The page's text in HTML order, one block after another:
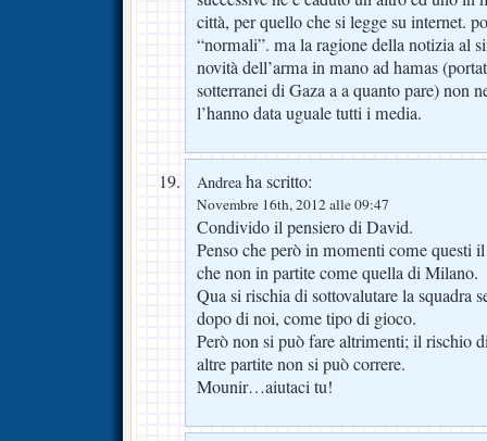
città, per quello che si legge su internet.
“normali”. ma la ragione della notizia al
novità dell’arma in mano ad hamas
sotterranei di Gaza a a quanto pare) non
l’hanno data uguale tutti i media.
Andreaha scritto:
Novembre 16th, 2012 alle 09:47
Condivido il pensiero di David.
Penso che però in momenti come questi
che non in partite come quella di Milano.
Qua si rischia di sottovalutare la squadra
dopo di noi, come tipo di gioco.
Però non si può fare altrimenti; il rischio
altre partite non si può correre.
Mounir…aiutaci tu!